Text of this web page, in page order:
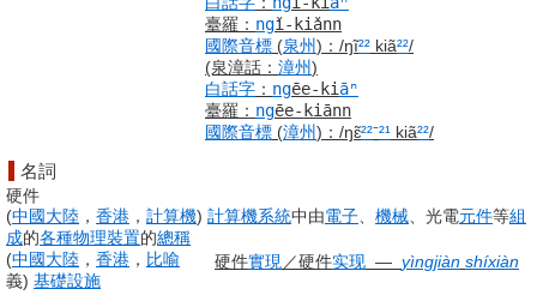
臺羅 ： ngǐ-kiǎnn
國際音標 (泉州) ： /ŋĩ²² kiã²²/
(泉漳話： 漳州)
白話字 ： ngēe-ki āⁿ
臺羅 ： ngēe-kiānn
國際音標 (漳州) ： /ŋɛ̃²²⁻²¹ kiã²²/
名詞
硬件
(中國大陸 ， 香港 ， 計算機) 計算機系統中由電子 機械 、光電元件等組
成的各種物理裝置的總稱
硬件實現 ／硬件实现 ― yìngjiàn shíxiàn
(中國大陸 ， 香港 ， 比喻
義) 基礎設施